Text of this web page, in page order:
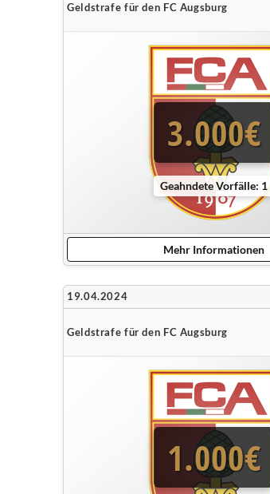
Geldstrafe für den FC Augsburg
3.000€
Geahndete Vorfälle: 1
Mehr Informationen
19.04.2024
Geldstrafe für den FC Augsburg
1.000€